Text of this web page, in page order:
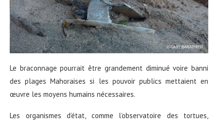
Le braconnage pourrait être grandement diminué voire banni
des plages Mahoraises si les pouvoir publics mettaient en
œuvre les moyens humains nécessaires.
Les organismes d’état, comme l’observatoire des tortues,